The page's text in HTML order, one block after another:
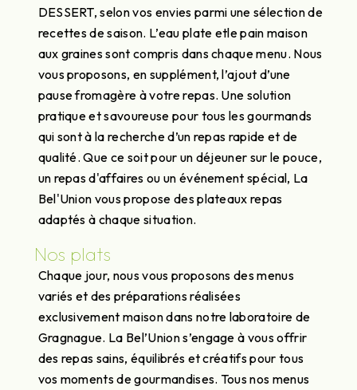
DESSERT, selon vos envies parmi une sélection de
recettes de saison. L’eau plate etle pain maison
aux graines sont compris dans chaque menu. Nous
vous proposons, en supplément, l’ajout d’une
pause fromagère à votre repas. Une solution
pratique et savoureuse pour tous les gourmands
qui sont à la recherche d’un repas rapide et de
qualité. Que ce soit pour un déjeuner sur le pouce,
un repas d'affaires ou un événement spécial, La
Bel'Union vous propose des plateaux repas
adaptés à chaque situation.
Nos plats
Chaque jour, nous vous proposons des menus
variés et des préparations réalisées
exclusivement maison dans notre laboratoire de
Gragnague. La Bel’Union s’engage à vous offrir
des repas sains, équilibrés et créatifs pour tous
vos moments de gourmandises. Tous nos menus